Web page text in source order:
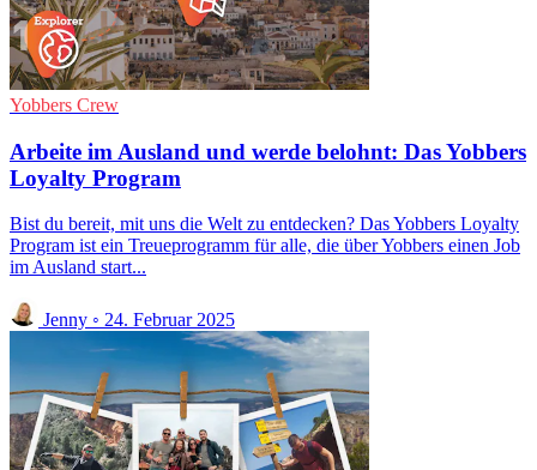
Yobbers Crew
Arbeite im Ausland und werde belohnt: Das Yobbers
Loyalty Program
Bist du bereit, mit uns die Welt zu entdecken? Das Yobbers Loyalty
Program ist ein Treueprogramm für alle, die über Yobbers einen Job
im Ausland start...
Jenny ◦ 24. Februar 2025